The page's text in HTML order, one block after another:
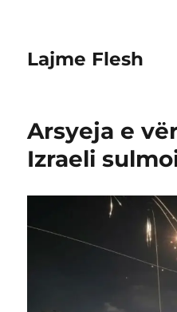
Lajme Flesh
Arsyeja e
Izraeli